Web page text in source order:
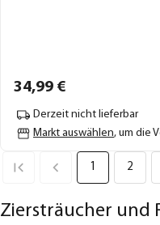
34,99 €
Derzeit nicht lieferbar
Markt auswählen, um die
1 2
Ziersträucher und